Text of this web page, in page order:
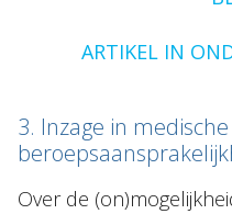
ARTIKEL IN
3. Inzage in
Over de